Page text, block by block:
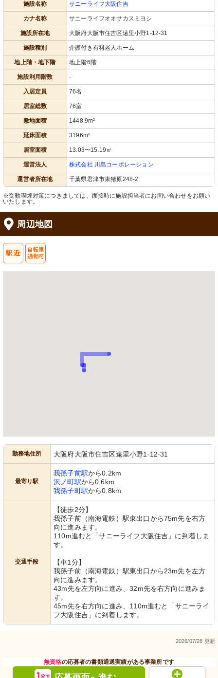
施設名称 サニーライフ大阪住吉
カナ名称 サニーライフオオサカスミヨシ
施設所在地 大阪府大阪市住吉区遠里小野1-12-31
施設種別 介護付き有料老人ホーム
地上階・地下階 地上階6階
施設利用階数 -
入居定員 76名
居室総数 76室
敷地面積 1448.9m²
延床面積 3196m²
居室面積 13.03〜15.19㎡
運営法人 株式会社 川島コーポレーション
運営者所在地 千葉県君津市東猪原248-2
※受動喫煙対策につきましては、面接時に施設担当者にお問い合わせをお願い
いたします。
周辺地図
勤務地住所 大阪府大阪市住吉区遠里小野1-12-31
最寄り駅
我孫子前駅から0.2km
沢ノ町駅から0.6km
我孫子町駅から0.8km
交通手段
【徒歩2分】
我孫子前（南海電鉄）駅東出口から75m先を右方
向に進みます。
110m進むと「サニーライフ大阪住吉」に到着しま
す。
【車1分】
我孫子前（南海電鉄）駅東出口から23m先を左方
向に進みます。
43m先を左方向に進み、32m先を右方向に進みま
す。
45m先を右方向に進み、110m進むと「サニーライ
フ大阪住吉」に到着します。
2026/07/28 更新
無資格の応募者の書類通過実績がある事業所です